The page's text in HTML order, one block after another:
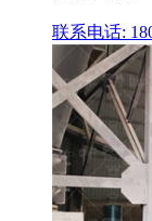
联系电话: